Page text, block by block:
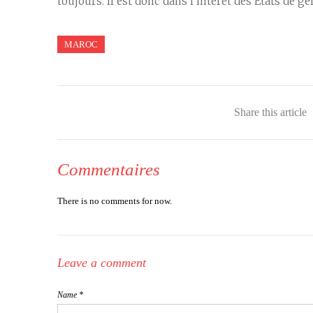
MAROC
Share this article
Commentaires
There is no comments for now.
Leave a comment
Name *